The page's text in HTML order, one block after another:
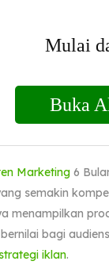
Marketing 6
semakin
menampilkan
bagi
strategi iklan.